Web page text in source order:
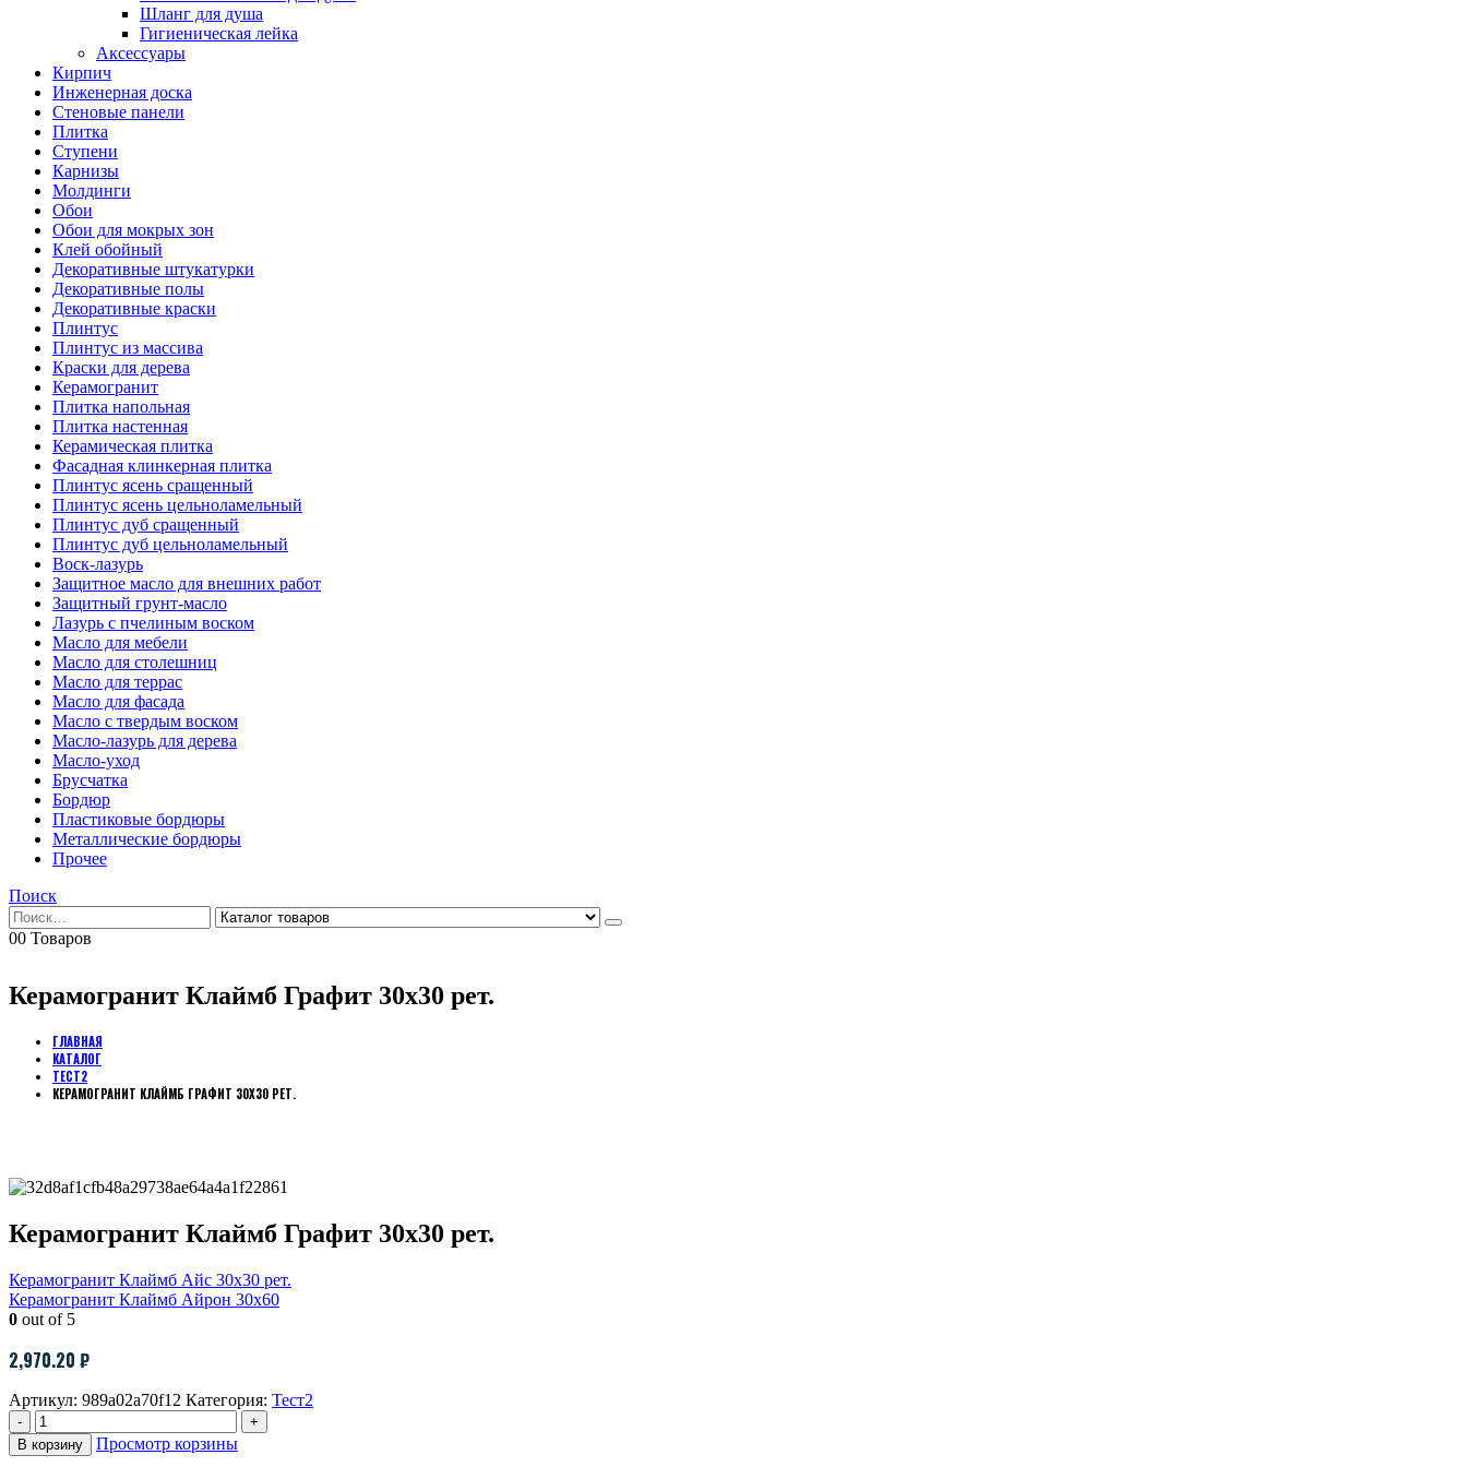
Шланг для душа
Гигиеническая лейка
Аксессуары
Кирпич
Инженерная доска
Стеновые панели
Плитка
Ступени
Карнизы
Молдинги
Обои
Обои для мокрых зон
Клей обойный
Декоративные штукатурки
Декоративные полы
Декоративные краски
Плинтус
Плинтус из массива
Краски для дерева
Керамогранит
Плитка напольная
Плитка настенная
Керамическая плитка
Фасадная клинкерная плитка
Плинтус ясень сращенный
Плинтус ясень цельноламельный
Плинтус дуб сращенный
Плинтус дуб цельноламельный
Воск-лазурь
Защитное масло для внешних работ
Защитный грунт-масло
Лазурь с пчелиным воском
Масло для мебели
Масло для столешниц
Масло для террас
Масло для фасада
Масло с твердым воском
Масло-лазурь для дерева
Масло-уход
Брусчатка
Бордюр
Пластиковые бордюры
Металлические бордюры
Прочее
Поиск
00 Товаров
Керамогранит Клаймб Графит 30х30 рет.
ГЛАВНАЯ
КАТАЛОГ
ТЕСТ2
КЕРАМОГРАНИТ КЛАЙМБ ГРАФИТ 30Х30 РЕТ.
Керамогранит Клаймб Графит 30х30 рет.
Керамогранит Клаймб Айс 30х30 рет.
Керамогранит Клаймб Айрон 30х60
0 out of 5
2,970.20 ₽
Артикул: 989a02a70f12 Категория: Тест2
-
+
В корзину
Просмотр корзины